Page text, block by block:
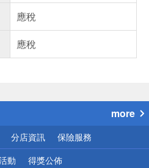
應稅
應稅
心！
more
分店資訊 保險服務
動 得獎公佈